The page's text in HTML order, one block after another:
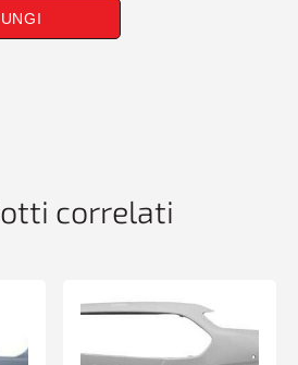
correlati